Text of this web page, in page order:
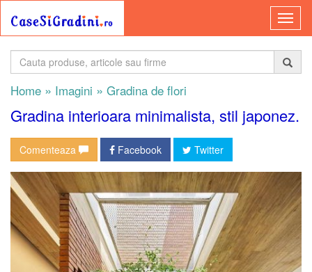
Home » Imagini » Gradina de flori
Gradina interioara minimalista, stil japonez.
Comenteaza Facebook Twitter